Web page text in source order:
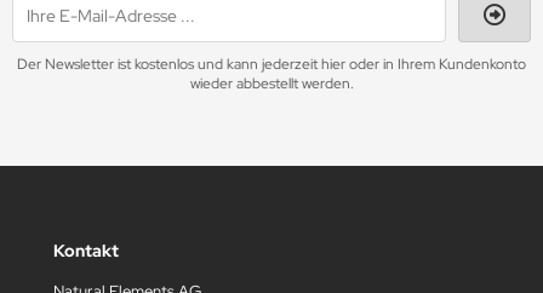
Der Newsletter ist kostenlos und kann jederzeit hier oder in Ihrem Kundenkonto
wieder abbestellt werden.
Kontakt